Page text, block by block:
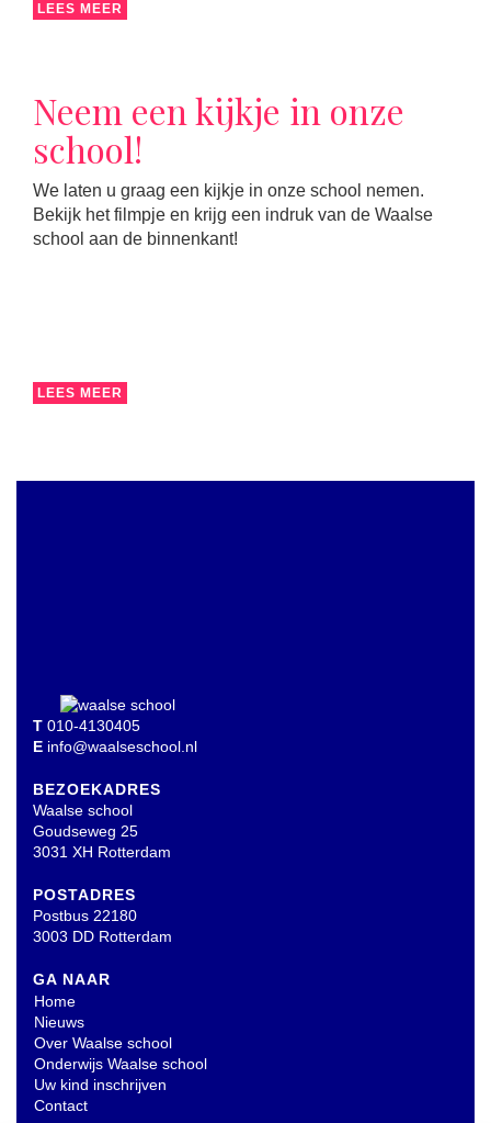
LEES MEER
Neem een kijkje in onze
school!
We laten u graag een kijkje in onze school nemen.
Bekijk het filmpje en krijg een indruk van de Waalse
school aan de binnenkant!
LEES MEER
T 010-4130405
E info@waalseschool.nl
BEZOEKADRES
Waalse school
Goudseweg 25
3031 XH Rotterdam
POSTADRES
Postbus 22180
3003 DD Rotterdam
GA NAAR
Home
Nieuws
Over Waalse school
Onderwijs Waalse school
Uw kind inschrijven
Contact